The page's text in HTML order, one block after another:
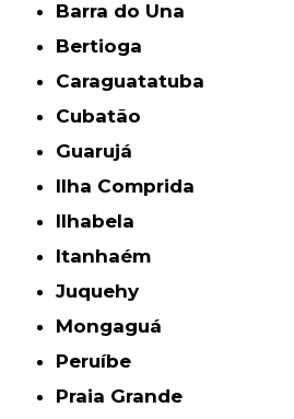
Barra do Una
Bertioga
Caraguatatuba
Cubatão
Guarujá
Ilha Comprida
Ilhabela
Itanhaém
Juquehy
Mongaguá
Peruíbe
Praia Grande